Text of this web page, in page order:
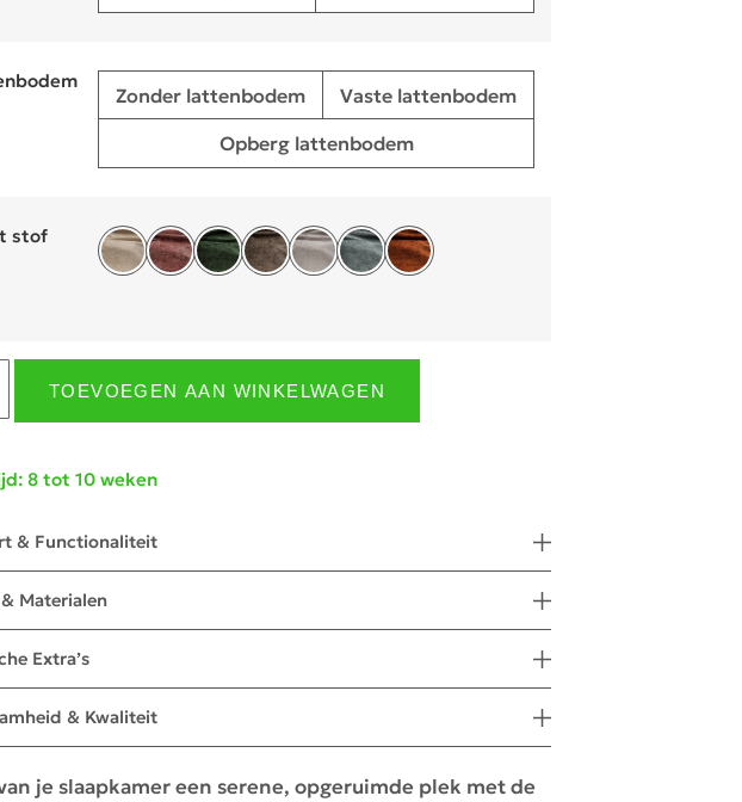
Zonder lattenbodem
Vaste lattenbodem
Opberg lattenbodem
stof
TOEVOEGEN AAN WINKELWAGEN
8 tot 10 weken
& Functionaliteit
Materialen
Extra’s
& Kwaliteit
je slaapkamer een serene, opgeruimde plek met de